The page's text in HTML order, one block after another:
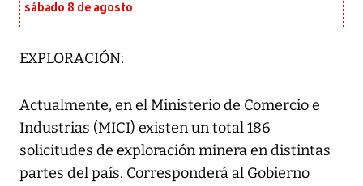
sábado 8 de agosto
EXPLORACIÓN:
Actualmente, en el Ministerio de Comercio e
Industrias (MICI) existen un total 186
solicitudes de exploración minera en distintas
partes del país. Corresponderá al Gobierno